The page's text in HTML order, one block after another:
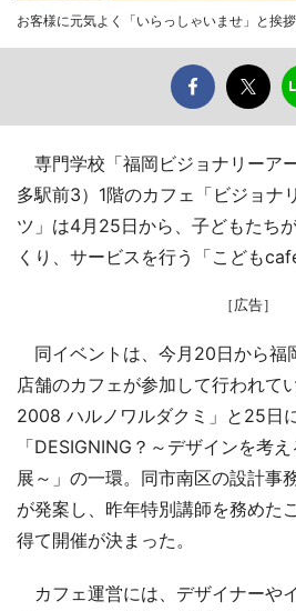
お客様に元気よく「いらっしゃいませ」と挨
専門学校「福岡ビジョナリーア
多駅前3）1階のカフェ「ビジョナ
ツ」は4月25日から、子どもたち
くり、サービスを行う「こども
［広告］
同イベントは、今月20日から福
店舗のカフェが参加して行われて
2008 ハルノワルダクミ」と25日
「DESIGNING？～デザインを考
展～」の一環。同市南区の設計事
が発案し、昨年特別講師を務めた
得て開催が決まった。
カフェ運営には、デザイナーや